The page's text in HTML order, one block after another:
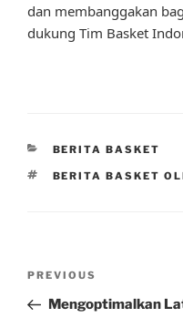
dan membanggakan
dukung Tim Basket
CATEGORIES
BERITA BASKET
TAGS
BERITA BASKET
Previous
Post
PREVIOUS
Mengoptimalkan